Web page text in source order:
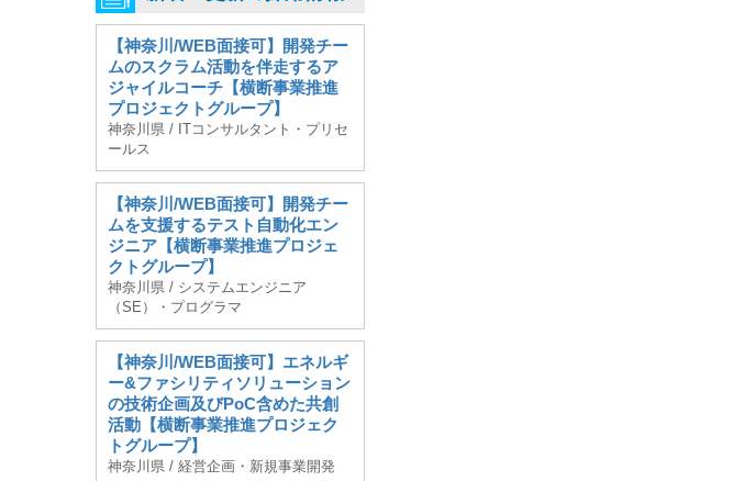
【神奈川/WEB面接可】開発チー
ムのスクラム活動を伴走するア
ジャイルコーチ【横断事業推進
プロジェクトグループ】
神奈川県 / ITコンサルタント・プリセ
ールス
【神奈川/WEB面接可】開発チー
ムを支援するテスト自動化エン
ジニア【横断事業推進プロジェ
クトグループ】
神奈川県 / システムエンジニア
（SE）・プログラマ
【神奈川/WEB面接可】エネルギ
ー&ファシリティソリューション
の技術企画及びPoC含めた共創
活動【横断事業推進プロジェク
トグループ】
神奈川県 / 経営企画・新規事業開発